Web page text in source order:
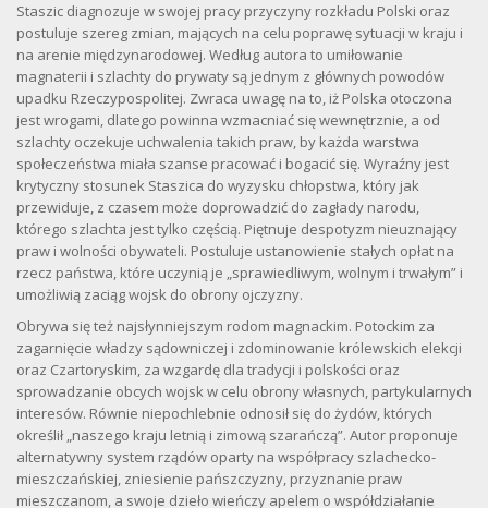
Staszic diagnozuje w swojej pracy przyczyny rozkładu Polski oraz
postuluje szereg zmian, mających na celu poprawę sytuacji w kraju i
na arenie międzynarodowej. Według autora to umiłowanie
magnaterii i szlachty do prywaty są jednym z głównych powodów
upadku Rzeczypospolitej. Zwraca uwagę na to, iż Polska otoczona
jest wrogami, dlatego powinna wzmacniać się wewnętrznie, a od
szlachty oczekuje uchwalenia takich praw, by każda warstwa
społeczeństwa miała szanse pracować i bogacić się. Wyraźny jest
krytyczny stosunek Staszica do wyzysku chłopstwa, który jak
przewiduje, z czasem może doprowadzić do zagłady narodu,
którego szlachta jest tylko częścią. Piętnuje despotyzm nieuznający
praw i wolności obywateli. Postuluje ustanowienie stałych opłat na
rzecz państwa, które uczynią je „sprawiedliwym, wolnym i trwałym” i
umożliwią zaciąg wojsk do obrony ojczyzny.
Obrywa się też najsłynniejszym rodom magnackim. Potockim za
zagarnięcie władzy sądowniczej i zdominowanie królewskich elekcji
oraz Czartoryskim, za wzgardę dla tradycji i polskości oraz
sprowadzanie obcych wojsk w celu obrony własnych, partykularnych
interesów. Równie niepochlebnie odnosił się do żydów, których
określił „naszego kraju letnią i zimową szarańczą”. Autor proponuje
alternatywny system rządów oparty na współpracy szlachecko-
mieszczańskiej, zniesienie pańszczyzny, przyznanie praw
mieszczanom, a swoje dzieło wieńczy apelem o współdziałanie